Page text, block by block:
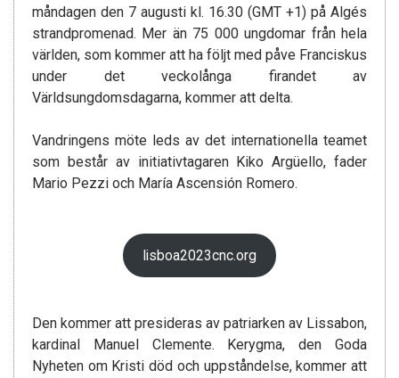
måndagen den 7 augusti kl. 16.30 (GMT +1) på Algés
strandpromenad. Mer än 75 000 ungdomar från hela
världen, som kommer att ha följt med påve Franciskus
under det veckolånga firandet av
Världsungdomsdagarna, kommer att delta.
Vandringens möte leds av det internationella teamet
som består av initiativtagaren Kiko Argüello, fader
Mario Pezzi och María Ascensión Romero.
lisboa2023cnc.org
Den kommer att presideras av patriarken av Lissabon,
kardinal Manuel Clemente. Kerygma, den Goda
Nyheten om Kristi död och uppståndelse, kommer att